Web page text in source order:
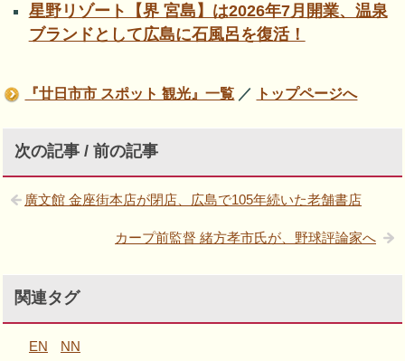
星野リゾート【界 宮島】は2026年7月開業、温泉
ブランドとして広島に石風呂を復活！
『廿日市市 スポット 観光』一覧 ／ トップページへ
次の記事 / 前の記事
廣文館 金座街本店が閉店、広島で105年続いた老舗書店
カープ前監督 緒方孝市氏が、野球評論家へ
関連タグ
EN NN